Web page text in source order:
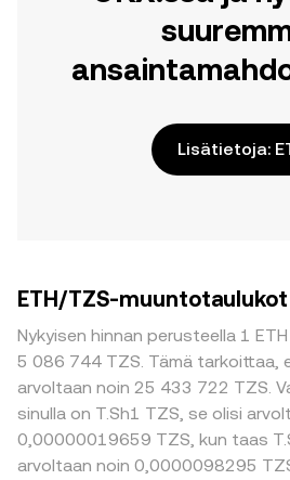
Lisätietoja:
ETH/TZS-muuntotaulukot
Nykyisen hinnan perusteella 1
5 086 744 TZS. Tämä tarkoittaa,
arvoltaan noin 25 433 722 TZS.
sinulla on T.Sh1 TZS, se olisi
0,00000019659 TZS, kun taas
arvoltaan noin 0,0000098295